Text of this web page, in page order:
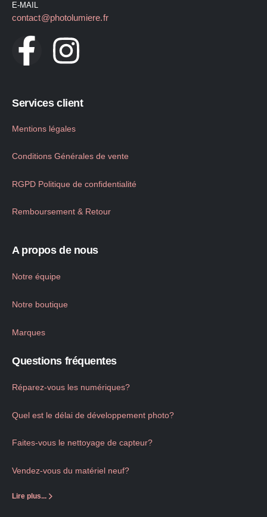
E-MAIL
contact@photolumiere.fr
Services client
Mentions légales
Conditions Générales de vente
RGPD Politique de confidentialité
Remboursement & Retour
A propos de nous
Notre équipe
Notre boutique
Marques
Questions fréquentes
Réparez-vous les numériques?
Quel est le délai de développement photo?
Faites-vous le nettoyage de capteur?
Vendez-vous du matériel neuf?
Lire plus...